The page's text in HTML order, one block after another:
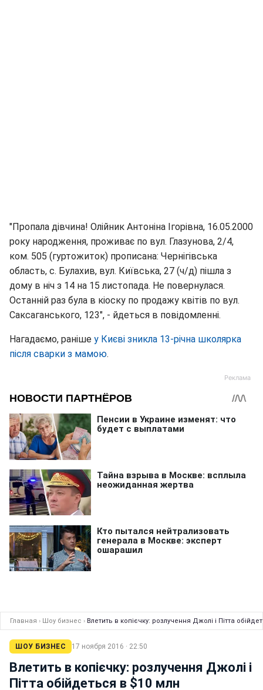
"Пропала дівчина! Олійник Антоніна Ігорівна, 16.05.2000
року народження, проживає по вул. Глазунова, 2/4,
ком. 505 (гуртожиток) прописана: Чернігівська
область, с. Булахив, вул. Київська, 27 (ч/д) пішла з
дому в ніч з 14 на 15 листопада. Не повернулася.
Останній раз була в кіоску по продажу квітів по вул.
Саксаганського, 123", - йдеться в повідомленні.
Нагадаємо, раніше у Києві зникла 13-річна школярка
після сварки з мамою.
Главная › Шоу бизнес › Влетить в копієчку: розлучення Джолі і Пітта
ШОУ БИЗНЕС 17 ноября 2016 · 22:50
Влетить в копієчку: розлучення Джолі і
Пітта обійдеться в $10 млн